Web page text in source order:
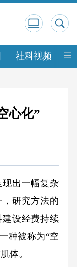
社科视频 中
心化”
出一幅复杂
研究方法的
设经费持续
种被称为“空
体。